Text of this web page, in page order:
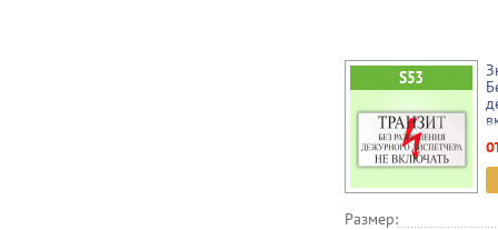
Размер: